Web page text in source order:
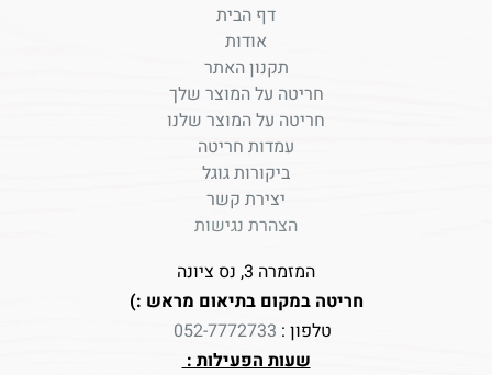
דף הבית
אודות
תקנון האתר
חריטה על המוצר שלך
חריטה על המוצר שלנו
עמדות חריטה
ביקורות גוגל
יצירת קשר
הצהרת נגישות
המזמרה 3, נס ציונה
חריטה במקום בתיאום מראש :)
טלפון : 052-7772733
שעות הפעילות :